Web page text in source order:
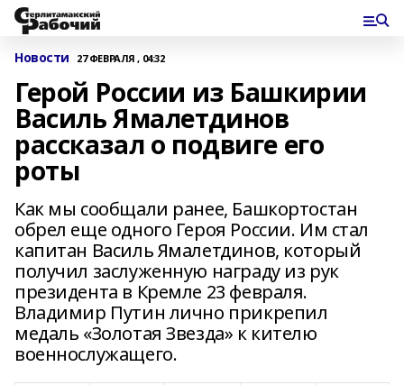
Новости 27 ФЕВРАЛЯ , 04:32
Герой России из Башкирии
Василь Ямалетдинов
рассказал о подвиге его
роты
Как мы сообщали ранее, Башкортостан
обрел еще одного Героя России. Им стал
капитан Василь Ямалетдинов, который
получил заслуженную награду из рук
президента в Кремле 23 февраля.
Владимир Путин лично прикрепил
медаль «Золотая Звезда» к кителю
военнослужащего.